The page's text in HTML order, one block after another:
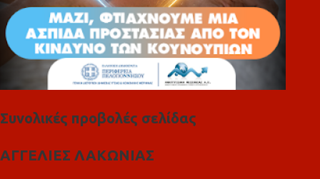
Συνολικές προβολές σελίδας
ΑΓΓΕΛΙΕΣ ΛΑΚΩΝΙΑΣ